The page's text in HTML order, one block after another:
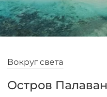
Вокруг света
Остров